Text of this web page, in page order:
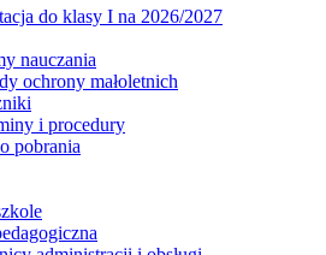
do klasy I na 2026/2027
nauczania
ochrony małoletnich
i procedury
pobrania